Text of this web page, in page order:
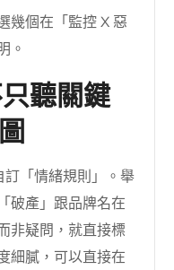
幾個在「監控 X 惡
。
聽關鍵
「情緒規則」。舉
破產」跟品牌名在
非疑問，就直接標
細膩，可以直接在